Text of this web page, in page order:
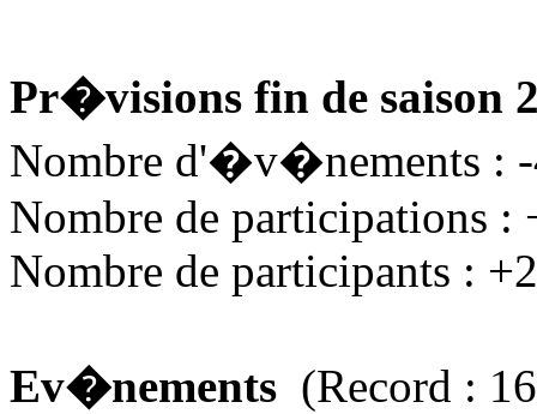
Pr�visions fin de saison
Nombre d'�v�nements :
Nombre de participations :
Nombre de participants :
Ev�nements (Record :